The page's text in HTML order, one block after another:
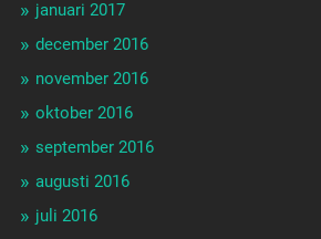
januari 2017
december 2016
november 2016
oktober 2016
september 2016
augusti 2016
juli 2016